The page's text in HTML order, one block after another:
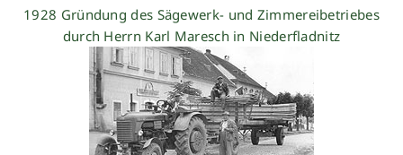
1928 Gründung des Sägewerk- und Zimmereibetriebes
durch Herrn Karl Maresch in Niederfladnitz